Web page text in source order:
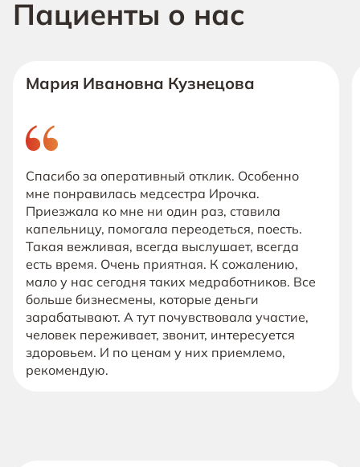
Пациенты о нас
Мария Ивановна Кузнецова
Спасибо за оперативный отклик. Особенно
мне понравилась медсестра Ирочка.
Приезжала ко мне ни один раз, ставила
капельницу, помогала переодеться, поесть.
Такая вежливая, всегда выслушает, всегда
есть время. Очень приятная. К сожалению,
мало у нас сегодня таких медработников. Все
больше бизнесмены, которые деньги
зарабатывают. А тут почувствовала участие,
человек переживает, звонит, интересуется
здоровьем. И по ценам у них приемлемо,
рекомендую.